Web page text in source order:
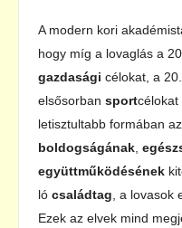
A modern kori
hogy míg a lovaglás a
gazdasági célokat, a
elsősorban sportcélokat
letisztultabb formában az
boldogságának
együttműködésének
ló családtag , a lovasok
Ezek az elvek mind